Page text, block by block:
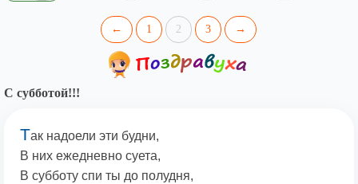
← 1 2 3 →
С субботой!!!
Так надоели эти будни,
В них ежедневно суета,
В субботу спи ты до полудня,